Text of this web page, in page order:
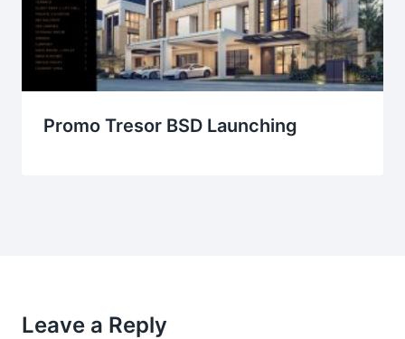
Promo Tresor BSD Launching
Leave a Reply